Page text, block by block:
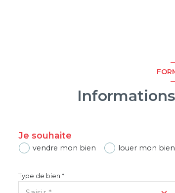
Je souhaite
vendre mon bien louer mon bien
Type de bien *